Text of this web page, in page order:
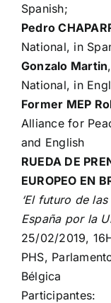
Spanish;
Pedro
National, in
Gonzalo Martin
National, in
Former MEP
Alliance for
and English
RUEDA DE
EUROPEO EN
‘El futuro de
España por la
25/02/2019,
PHS,
Bélgica
Participantes: